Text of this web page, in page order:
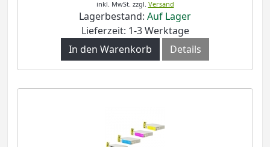
inkl. MwSt. zzgl. Versand
Lagerbestand: Auf Lager
Lieferzeit: 1-3 Werktage
In den Warenkorb
Details